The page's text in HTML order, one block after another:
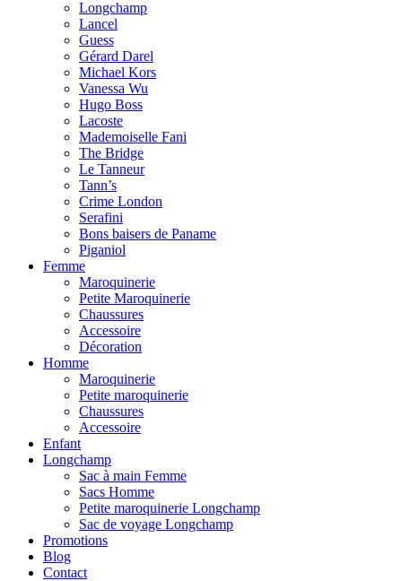
Longchamp
Lancel
Guess
Gérard Darel
Michael Kors
Vanessa Wu
Hugo Boss
Lacoste
Mademoiselle Fani
The Bridge
Le Tanneur
Tann’s
Crime London
Serafini
Bons baisers de Paname
Piganiol
Femme
Maroquinerie
Petite Maroquinerie
Chaussures
Accessoire
Décoration
Homme
Maroquinerie
Petite maroquinerie
Chaussures
Accessoire
Enfant
Longchamp
Sac à main Femme
Sacs Homme
Petite maroquinerie Longchamp
Sac de voyage Longchamp
Promotions
Blog
Contact